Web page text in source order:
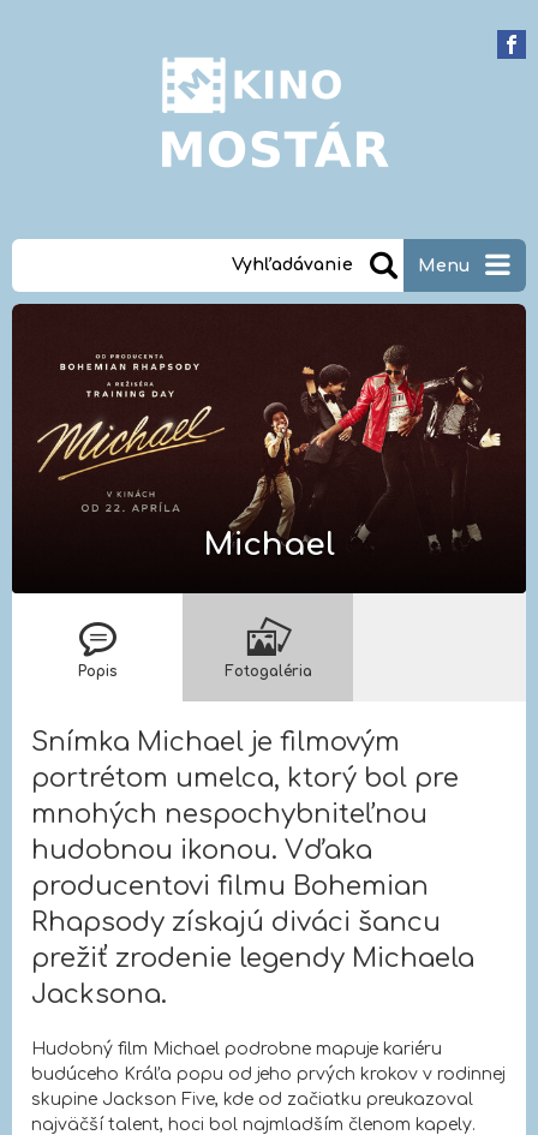
Menu
Vyhľadávanie
Michael
Popis Fotogaléria
Snímka Michael je filmovým
portrétom umelca, ktorý bol pre
mnohých nespochybniteľnou
hudobnou ikonou. Vďaka
producentovi filmu Bohemian
Rhapsody získajú diváci šancu
prežiť zrodenie legendy Michaela
Jacksona.
Hudobný film Michael podrobne mapuje kariéru
budúceho Kráľa popu od jeho prvých krokov v rodinnej
skupine Jackson Five, kde od začiatku preukazoval
najväčší talent, hoci bol najmladším členom kapely.